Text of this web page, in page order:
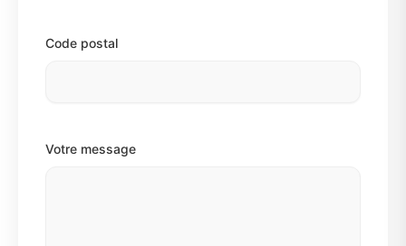
Code postal
Votre message